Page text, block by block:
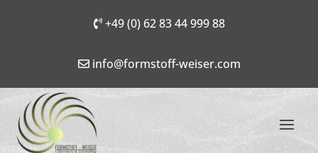
+49 (0) 62 83 44 999 88
info@formstoff-weiser.com